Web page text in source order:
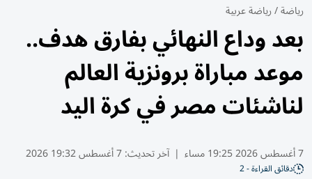
رياضة/رياضة عربية
بعد وداع النهائي بفارق هدف..
موعد مباراة برونزية العالم
لناشئات مصر في كرة اليد
7 أغسطس 2026 19:25 مساء | آخر تحديث:7 أغسطس 19:32 2026
دقائق القراءة - 2